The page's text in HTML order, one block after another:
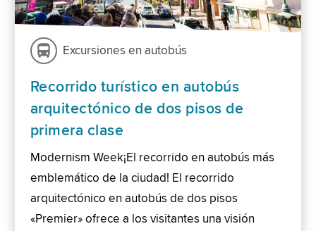
Excursiones en autobús
Recorrido turístico en autobús
arquitectónico de dos pisos de
primera clase
Modernism Week¡El recorrido en autobús más
emblemático de la ciudad! El recorrido
arquitectónico en autobús de dos pisos
«Premier» ofrece a los visitantes una visión